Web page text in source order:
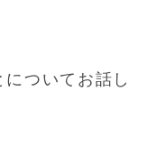
ついてお話し